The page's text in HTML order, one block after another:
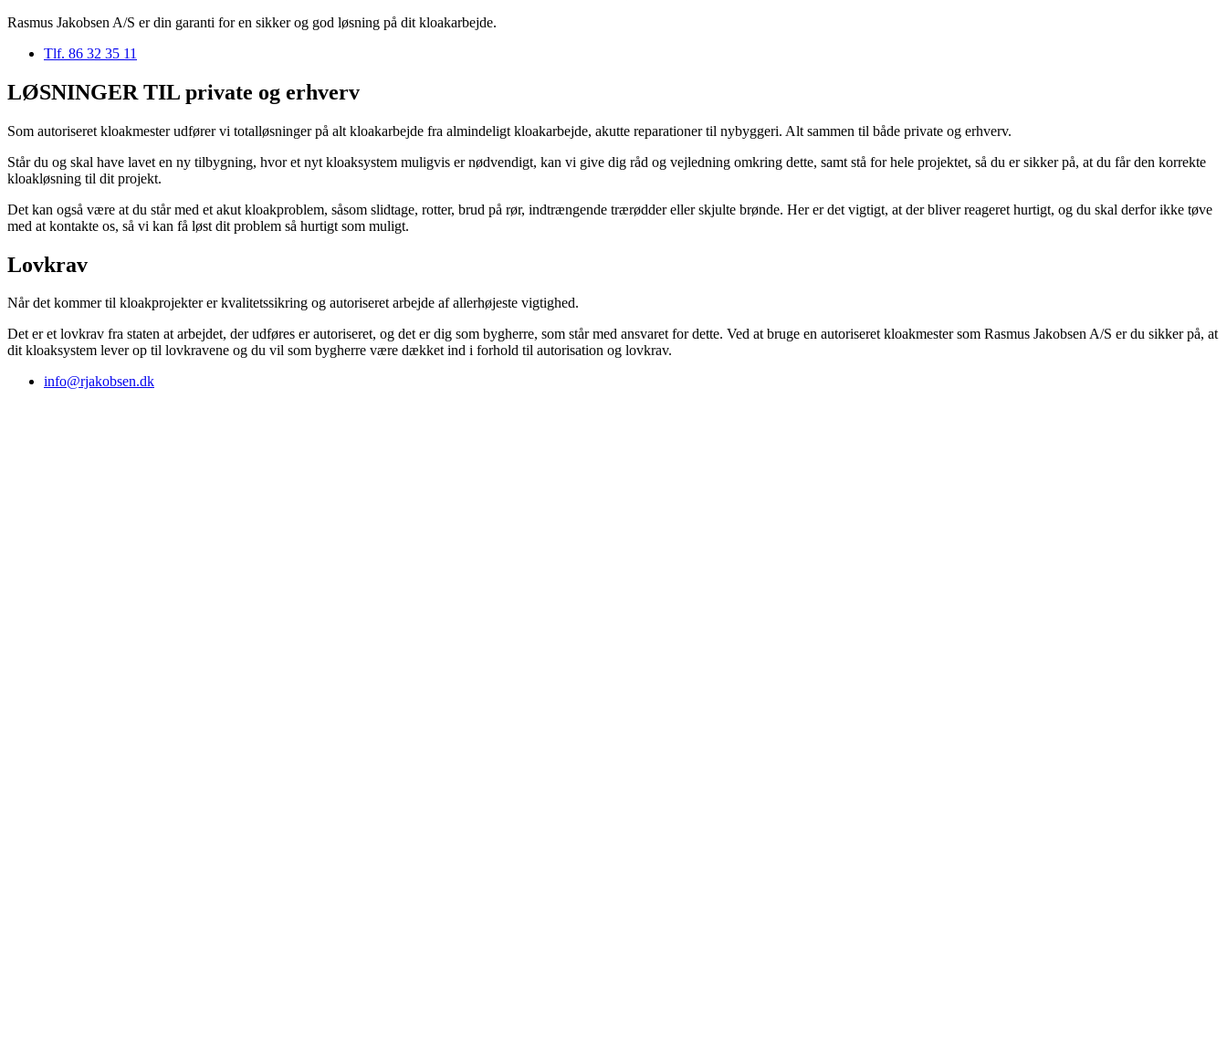
Rasmus Jakobsen A/S er din garanti for en sikker og god løsning på dit kloakarbejde.
Tlf. 86 32 35 11
LØSNINGER TIL private og erhverv
Som autoriseret kloakmester udfører vi totalløsninger på alt kloakarbejde fra almindeligt kloakarbejde, akutte reparationer til nybyggeri. Alt sammen til både private og erhverv.
Står du og skal have lavet en ny tilbygning, hvor et nyt kloaksystem muligvis er nødvendigt, kan vi give dig råd og vejledning omkring dette, samt stå for hele projektet, så du er sikker på, at du får den korrekte
kloakløsning til dit projekt.
Det kan også være at du står med et akut kloakproblem, såsom slidtage, rotter, brud på rør, indtrængende trærødder eller skjulte brønde. Her er det vigtigt, at der bliver reageret hurtigt, og du skal derfor ikke tøve
med at kontakte os, så vi kan få løst dit problem så hurtigt som muligt.
Lovkrav
Når det kommer til kloakprojekter er kvalitetssikring og autoriseret arbejde af allerhøjeste vigtighed.
Det er et lovkrav fra staten at arbejdet, der udføres er autoriseret, og det er dig som bygherre, som står med ansvaret for dette. Ved at bruge en autoriseret kloakmester som Rasmus Jakobsen A/S er du sikker på, at
dit kloaksystem lever op til lovkravene og du vil som bygherre være dækket ind i forhold til autorisation og lovkrav.
info@rjakobsen.dk